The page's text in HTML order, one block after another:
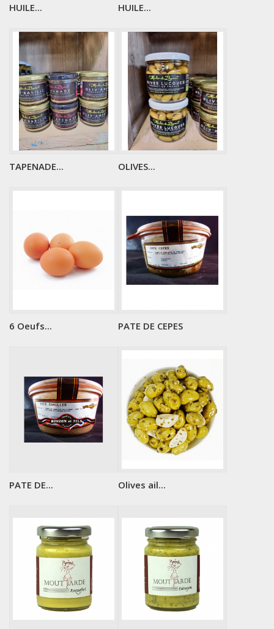
HUILE... HUILE...
TAPENADE... OLIVES...
6 Oeufs... PATE DE CEPES
PATE DE... Olives ail...